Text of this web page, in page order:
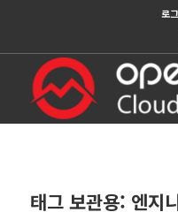
로
태그 보관용: 엔지